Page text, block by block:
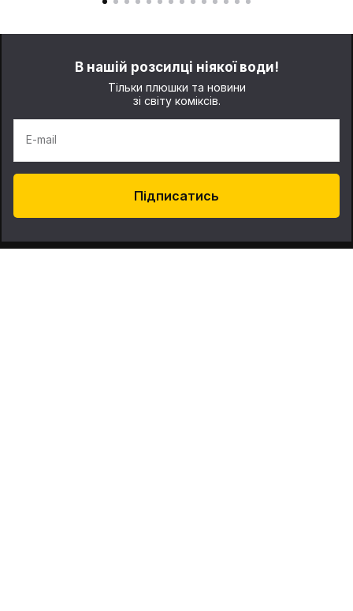
В нашій розсилці ніякої води!
Тільки плюшки та новини
зі світу коміксів.
E-mail
Підписатись